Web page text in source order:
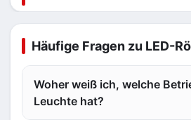
Häufige Fragen zu LED-
Woher weiß ich, welche
Leuchte hat?